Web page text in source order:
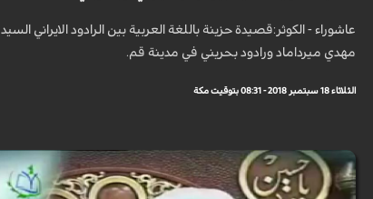
عاشوراء - الكوثر:قصيدة حزينة باللغة العربية بين الرادود الايراني السيد
مهدي ميرداماد ورادود بحريني في مدينة قم.
الثلاثاء 18 سبتمبر 2018 - 08:31 بتوقيت مكة